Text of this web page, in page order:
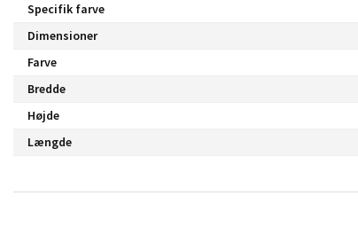
Specifik farve
Dimensioner
Farve
Bredde
Højde
Længde